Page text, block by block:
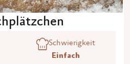
Schwierigkeit
Einfach